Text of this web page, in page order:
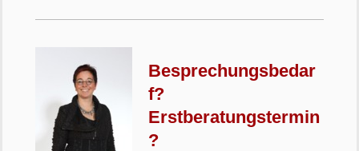
Besprechungsbedar
f?
Erstberatungstermin
?